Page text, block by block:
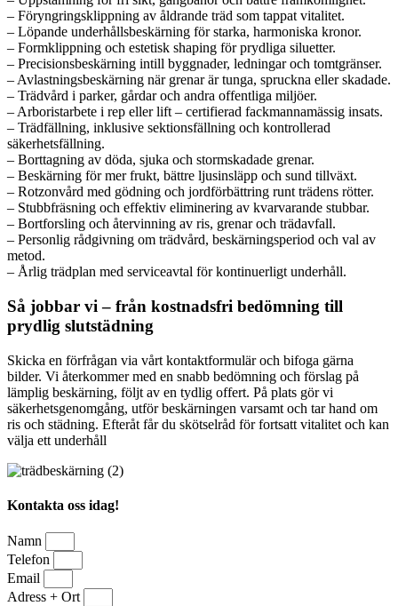
– Föryngringsklippning av åldrande träd som tappat vitalitet.
– Löpande underhållsbeskärning för starka, harmoniska kronor.
– Formklippning och estetisk shaping för prydliga siluetter.
– Precisionsbeskärning intill byggnader, ledningar och tomtgränser.
– Avlastningsbeskärning när grenar är tunga, spruckna eller skadade.
– Trädvård i parker, gårdar och andra offentliga miljöer.
– Arboristarbete i rep eller lift – certifierad fackmannamässig insats.
– Trädfällning, inklusive sektionsfällning och kontrollerad
säkerhetsfällning.
– Borttagning av döda, sjuka och stormskadade grenar.
– Beskärning för mer frukt, bättre ljusinsläpp och sund tillväxt.
– Rotzonvård med gödning och jordförbättring runt trädens rötter.
– Stubbfräsning och effektiv eliminering av kvarvarande stubbar.
– Bortforsling och återvinning av ris, grenar och trädavfall.
– Personlig rådgivning om trädvård, beskärningsperiod och val av
metod.
– Årlig trädplan med serviceavtal för kontinuerligt underhåll.
Så jobbar vi – från kostnadsfri bedömning till
prydlig slutstädning
Skicka en förfrågan via vårt kontaktformulär och bifoga gärna
bilder. Vi återkommer med en snabb bedömning och förslag på
lämplig beskärning, följt av en tydlig offert. På plats gör vi
säkerhetsgenomgång, utför beskärningen varsamt och tar hand om
ris och städning. Efteråt får du skötselråd för fortsatt vitalitet och kan
välja ett underhåll
Kontakta oss idag!
Namn
Telefon
Email
Adress + Ort